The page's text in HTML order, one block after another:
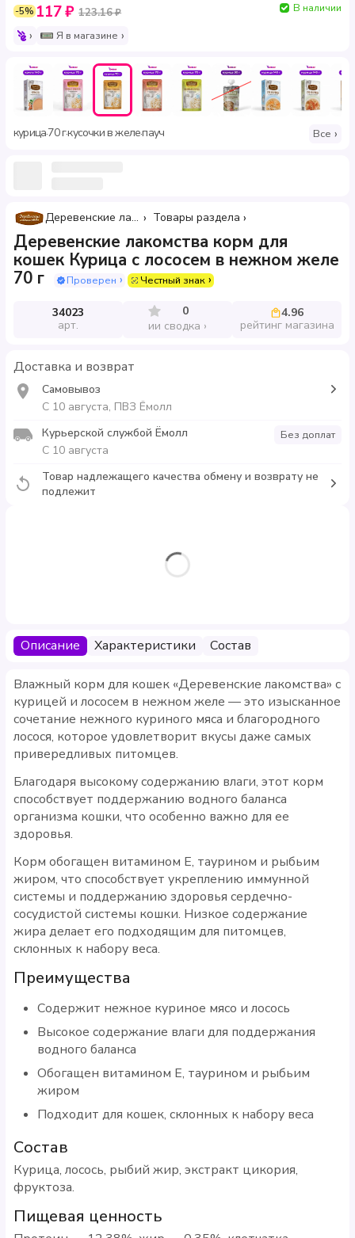
-5% 117 ₽ 123.16 ₽
В наличии
Я в магазине
курица·70 г·кусочки в желе·пауч Все
Деревенские лакомства Товары раздела
Деревенские лакомства корм для
кошек Курица с лососем в нежном желе
70 г
Проверен Честный знак
34023
арт.
0
ии сводка
4.96
рейтинг магазина
Доставка и возврат
Самовывоз
С 10 августа, ПВЗ Ёмолл
Курьерской службой Ёмолл
С 10 августа
Без доплат
Товар надлежащего качества обмену и возврату не
подлежит
Описание Характеристики Состав
Влажный корм для кошек «Деревенские лакомства» с
курицей и лососем в нежном желе — это изысканное
сочетание нежного куриного мяса и благородного
лосося, которое удовлетворит вкусы даже самых
привередливых питомцев.
Благодаря высокому содержанию влаги, этот корм
способствует поддержанию водного баланса
организма кошки, что особенно важно для ее
здоровья.
Корм обогащен витамином Е, таурином и рыбьим
жиром, что способствует укреплению иммунной
системы и поддержанию здоровья сердечно-
сосудистой системы кошки. Низкое содержание
жира делает его подходящим для питомцев,
склонных к набору веса.
Преимущества
Содержит нежное куриное мясо и лосось
Высокое содержание влаги для поддержания
водного баланса
Обогащен витамином Е, таурином и рыбьим
жиром
Подходит для кошек, склонных к набору веса
Состав
Курица, лосось, рыбий жир, экстракт цикория,
фруктоза.
Пищевая ценность